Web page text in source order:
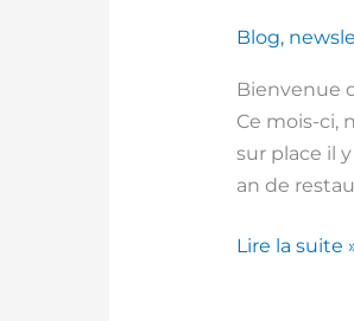
Blog,
Bienvenue
Ce mois-ci,
sur place il
an de
Lire la suite